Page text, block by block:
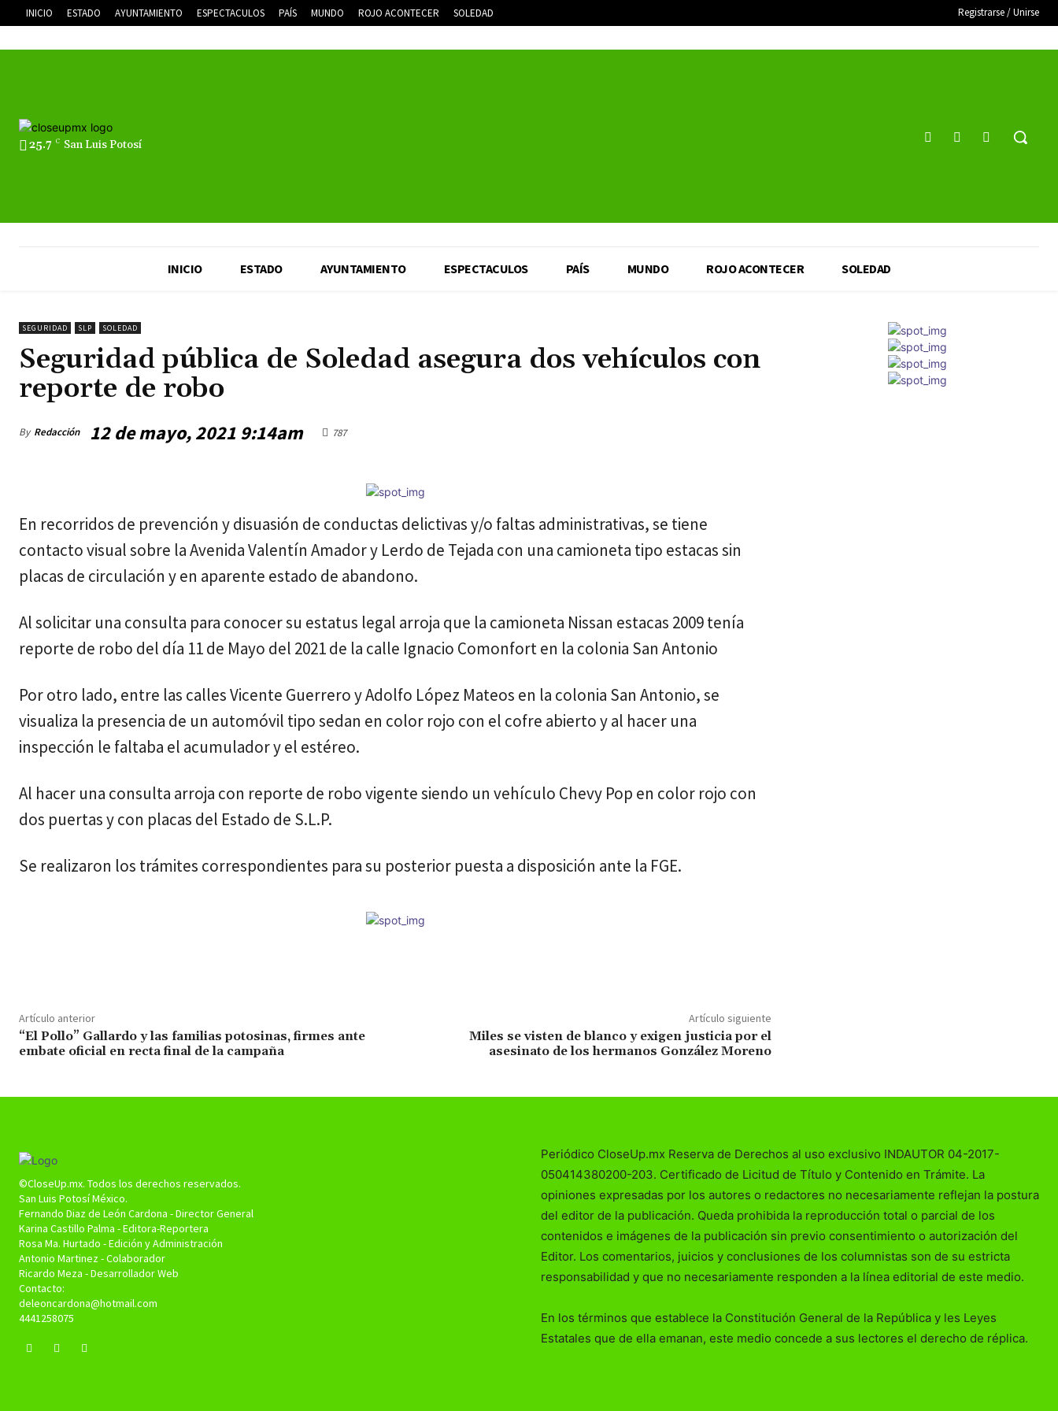
INICIO ESTADO AYUNTAMIENTO ESPECTACULOS PAÍS MUNDO ROJO ACONTECER SOLEDAD Registrarse / Unirse
25.7 C San Luis Potosí
INICIO ESTADO AYUNTAMIENTO ESPECTACULOS PAÍS MUNDO ROJO ACONTECER SOLEDAD
SEGURIDAD SLP SOLEDAD
Seguridad pública de Soledad asegura dos vehículos con
reporte de robo
By Redacción 12 de mayo, 2021 9:14am 787
En recorridos de prevención y disuasión de conductas delictivas y/o faltas administrativas, se tiene
contacto visual sobre la Avenida Valentín Amador y Lerdo de Tejada con una camioneta tipo estacas sin
placas de circulación y en aparente estado de abandono.
Al solicitar una consulta para conocer su estatus legal arroja que la camioneta Nissan estacas 2009 tenía
reporte de robo del día 11 de Mayo del 2021 de la calle Ignacio Comonfort en la colonia San Antonio
Por otro lado, entre las calles Vicente Guerrero y Adolfo López Mateos en la colonia San Antonio, se
visualiza la presencia de un automóvil tipo sedan en color rojo con el cofre abierto y al hacer una
inspección le faltaba el acumulador y el estéreo.
Al hacer una consulta arroja con reporte de robo vigente siendo un vehículo Chevy Pop en color rojo con
dos puertas y con placas del Estado de S.L.P.
Se realizaron los trámites correspondientes para su posterior puesta a disposición ante la FGE.
Artículo anterior
“El Pollo” Gallardo y las familias potosinas, firmes ante
embate oficial en recta final de la campaña
Artículo siguiente
Miles se visten de blanco y exigen justicia por el
asesinato de los hermanos González Moreno
©CloseUp.mx. Todos los derechos reservados.
San Luis Potosí México.
Fernando Diaz de León Cardona - Director General
Karina Castillo Palma - Editora-Reportera
Rosa Ma. Hurtado - Edición y Administración
Antonio Martinez - Colaborador
Ricardo Meza - Desarrollador Web
Contacto:
deleoncardona@hotmail.com
4441258075
Periódico CloseUp.mx Reserva de Derechos al uso exclusivo INDAUTOR 04-2017-
050414380200-203. Certificado de Licitud de Título y Contenido en Trámite. La
opiniones expresadas por los autores o redactores no necesariamente reflejan la postura
del editor de la publicación. Queda prohibida la reproducción total o parcial de los
contenidos e imágenes de la publicación sin previo consentimiento o autorización del
Editor. Los comentarios, juicios y conclusiones de los columnistas son de su estricta
responsabilidad y que no necesariamente responden a la línea editorial de este medio.
En los términos que establece la Constitución General de la República y les Leyes
Estatales que de ella emanan, este medio concede a sus lectores el derecho de réplica.